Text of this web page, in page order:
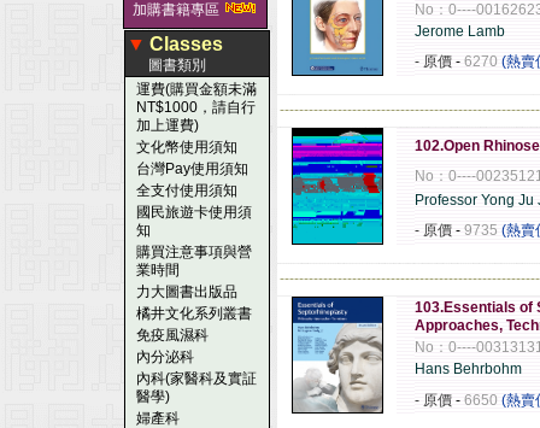
加購書籍專區
▼ Classes
圖書類別
運費(購買金額未滿
NT$1000，請自行
加上運費)
文化幣使用須知
台灣Pay使用須知
全支付使用須知
國民旅遊卡使用須
知
購買注意事項與營
業時間
力大圖書出版品
橘井文化系列叢書
免疫風濕科
內分泌科
內科(家醫科及實証
醫學)
婦產科
No：0----
Jerome Lamb
- 原價 - 6270 (熱賣
102.Open
No：0----
Professor Yong Ju
- 原價 - 9735 (熱賣
103.Essentials of
Approaches,
No：0----
Hans Behrbohm
- 原價 - 6650 (熱賣